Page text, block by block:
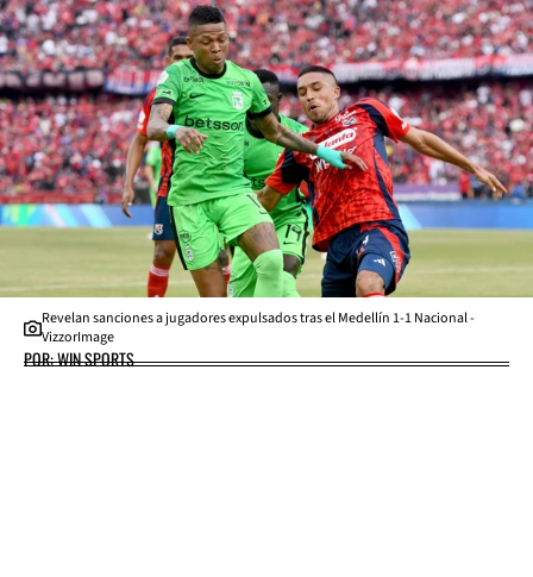
Revelan sanciones a jugadores expulsados tras el Medellín 1-1 Nacional -
VizzorImage
POR: WIN SPORTS